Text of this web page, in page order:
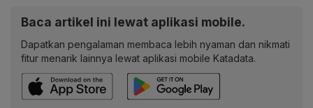
Baca artikel ini lewat aplikasi mobile.
Dapatkan pengalaman membaca lebih nyaman dan nikmati
fitur menarik lainnya lewat aplikasi mobile Katadata.